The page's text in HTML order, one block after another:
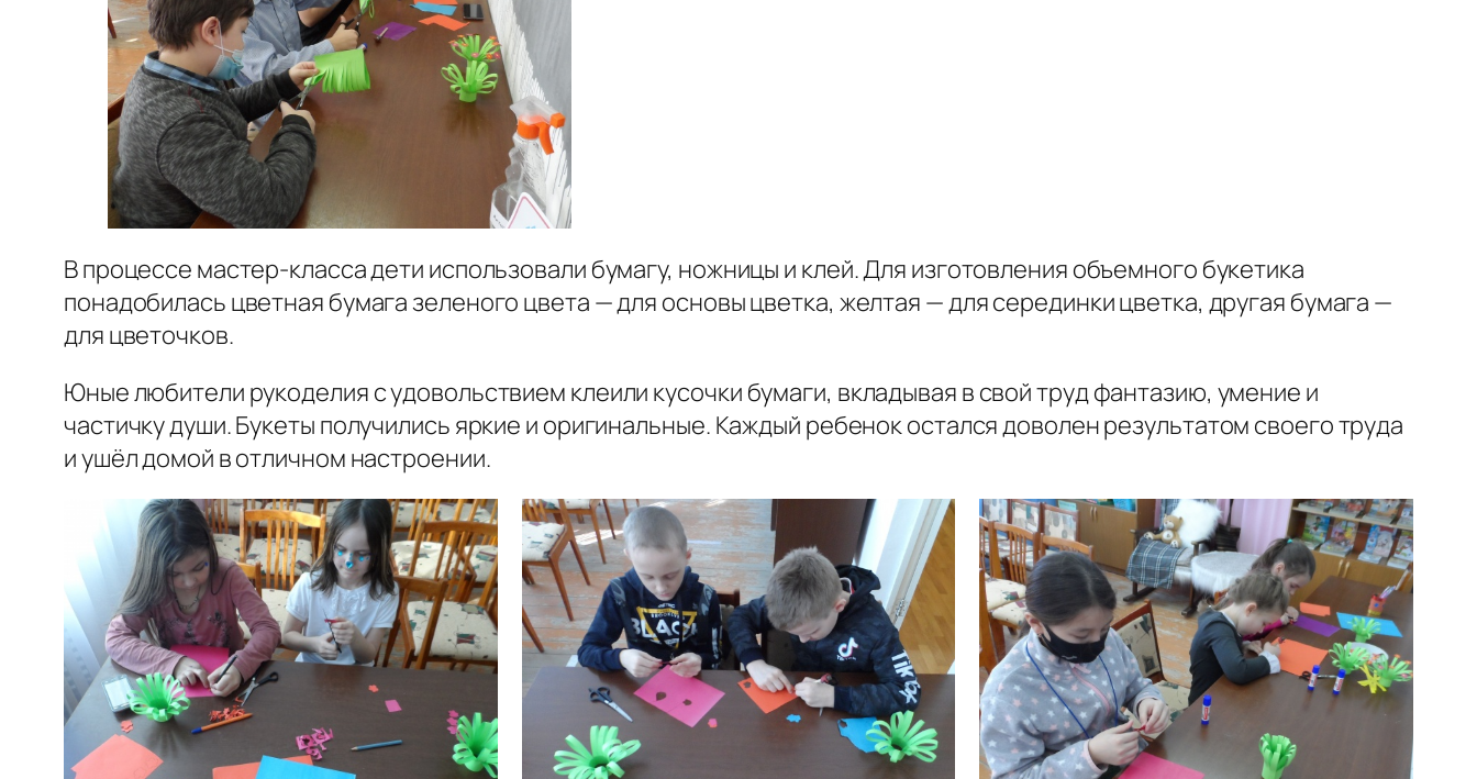
В процессе мастер-класса дети использовали бумагу, ножницы и клей. Для изготовления объемного букетика
понадобилась цветная бумага зеленого цвета — для основы цветка, желтая — для серединки цветка, другая бумага —
для цветочков.
Юные любители рукоделия с удовольствием клеили кусочки бумаги, вкладывая в свой труд фантазию, умение и
частичку души. Букеты получились яркие и оригинальные. Каждый ребенок остался доволен результатом своего труда
и ушёл домой в отличном настроении.